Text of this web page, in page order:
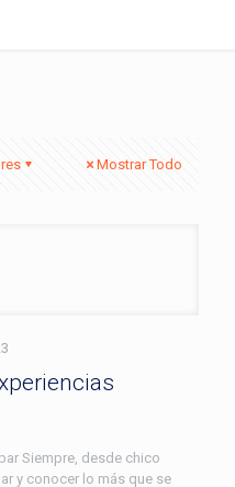
Mostrar Todo
Siempre, desde chico
y conocer lo más que se